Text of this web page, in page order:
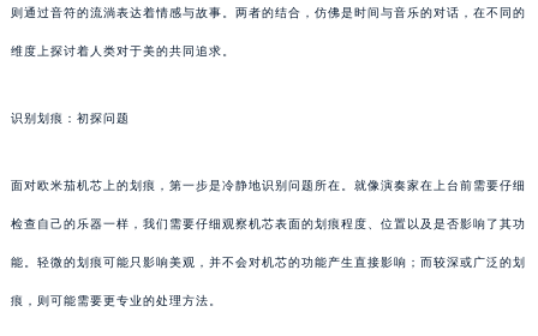
则通过音符的流淌表达着情感与故事。两者的结合，仿佛是时间与音乐的对话，在不同的
维度上探讨着人类对于美的共同追求。
识别划痕：初探问题
面对欧米茄机芯上的划痕，第一步是冷静地识别问题所在。就像演奏家在上台前需要仔细
检查自己的乐器一样，我们需要仔细观察机芯表面的划痕程度、位置以及是否影响了其功
能。轻微的划痕可能只影响美观，并不会对机芯的功能产生直接影响；而较深或广泛的划
痕，则可能需要更专业的处理方法。